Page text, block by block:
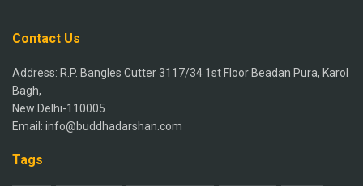
Contact Us
Address: R.P. Bangles Cutter 3117/34 1st Floor Beadan Pura, Karol
Bagh,
New Delhi-110005
Email: info@buddhadarshan.com
Tags